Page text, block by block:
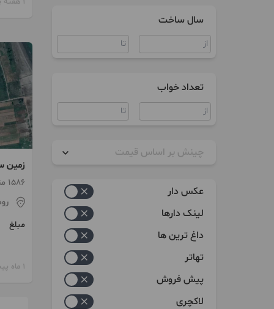
سوله
سال ساخت
تعداد خواب
چینش بر اساس قیمت
عکس دار
لینک دارها
داغ ترین ها
تهاتر
پیش فروش
لاکچری
زمین
1586 متر
مبلغ
1 ماه پیش